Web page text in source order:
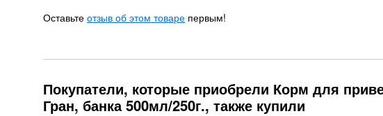
Оставьте отзыв об этом товаре первым!
Покупатели, которые приобрели Корм для
Гран, банка 500мл/250г., также купили